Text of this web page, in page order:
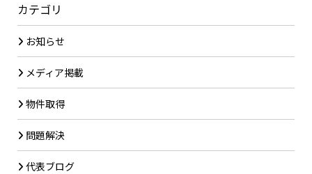
カテゴリ
お知らせ
メディア掲載
物件取得
問題解決
代表ブログ